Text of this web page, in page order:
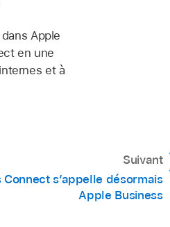
Apple
en une
et à
Suivant
s’appelle désormais
Apple Business